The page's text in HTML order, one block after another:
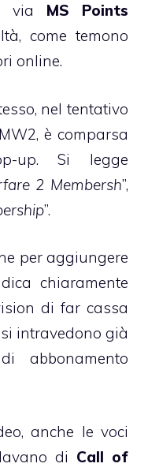
via MS Points
come temono
online.
nel tentativo
è comparsa
up. Si legge
2 Membersh”,
”.
per aggiungere
chiaramente
di far cassa
intravedono già
abbonamento
anche le voci
di Call of